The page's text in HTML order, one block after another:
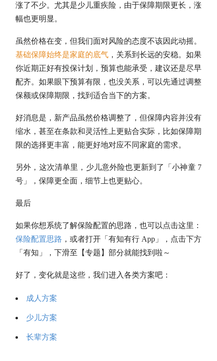
涨了不少。尤其是少儿重疾险，由于保障期限更长，涨
幅也更明显。
虽然价格在变，但我们面对风险的态度不该因此动摇。
基础保障始终是家庭的底气 ，关系到长远的安稳。如果
你近期正好有投保计划，预算也能承受，建议还是尽早
配齐。如果眼下预算有限，也没关系，可以先通过调整
保额或保障期限，找到适合当下的方案。
好消息是，新产品虽然价格调整了，但保障内容并没有
缩水，甚至在条款和灵活性上更贴合实际，比如保障期
限的选择更丰富，能更好地对应不同家庭的需求。
另外，这次清单里，少儿意外险也更新到了「小神童 7
号」，保障更全面，细节上也更贴心。
最后
如果你想系统了解保险配置的思路，也可以点击这里：
保险配置思路 ，或者打开「有知有行 App」，点击下方
「有知」，下滑至【专题】部分就能找到啦～
好了，变化就是这些，我们进入各类方案吧：
成人方案
少儿方案
长辈方案